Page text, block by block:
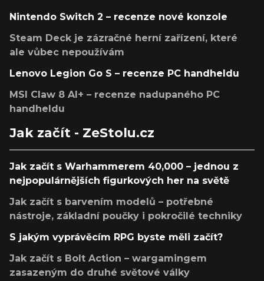
Nintendo Switch 2 – recenze nové konzole
Steam Deck je zázračné herní zařízení, které
ale vůbec nepoužívám
Lenovo Legion Go S – recenze PC handheldu
MSI Claw 8 AI+ – recenze nadupaného PC
handheldu
Jak začít - ZeStolu.cz
Jak začít s Warhammerem 40,000 – jednou z
nejpopulárnějších figurkových her na světě
Jak začít s barvením modelů – potřebné
nástroje, základní poučky i pokročilé techniky
S jakým vyprávěcím RPG byste měli začít?
Jak začít s Bolt Action – wargamingem
zasazeným do druhé světové války